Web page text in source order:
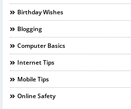
Birthday Wishes
Blogging
Computer Basics
Internet Tips
Mobile Tips
Online Safety